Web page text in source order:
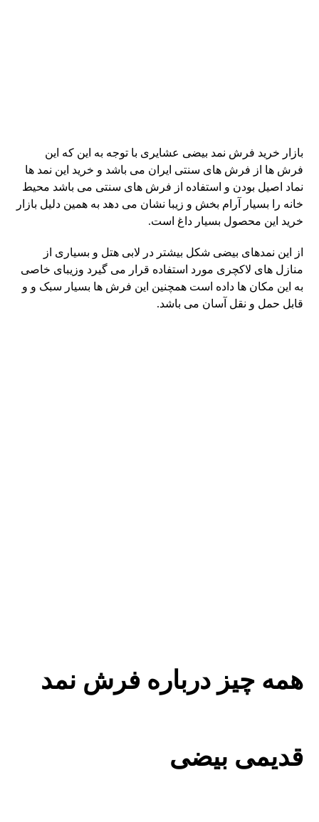
بازار خرید فرش نمد بیضی عشایری با توجه به این که این
فرش ها از فرش های سنتی ایران می باشد و خرید این نمد ها
نماد اصیل بودن و استفاده از فرش های سنتی می باشد محیط
خانه را بسیار آرام بخش و زیبا نشان می دهد به همین دلیل بازار
خرید این محصول بسیار داغ است.
از این نمدهای بیضی شکل بیشتر در لابی هتل و بسیاری از
منازل های لاکچری مورد استفاده قرار می گیرد وزیبای خاصی
به این مکان ها داده است همچنین این فرش ها بسیار سبک و و
قابل حمل و نقل آسان می باشد.
همه چیز درباره فرش نمد
قدیمی بیضی